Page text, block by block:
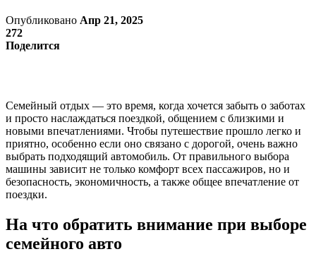
Опубликовано Апр 21, 2025
272
Поделится
Семейный отдых — это время, когда хочется забыть о заботах
и просто наслаждаться поездкой, общением с близкими и
новыми впечатлениями. Чтобы путешествие прошло легко и
приятно, особенно если оно связано с дорогой, очень важно
выбрать подходящий автомобиль. От правильного выбора
машины зависит не только комфорт всех пассажиров, но и
безопасность, экономичность, а также общее впечатление от
поездки.
На что обратить внимание при выборе
семейного авто